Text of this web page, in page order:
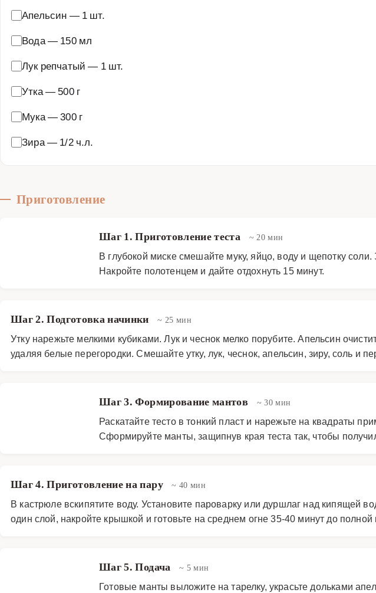
Апельсин — 1 шт.
Вода— 150 мл
Лук репчатый — 1 шт.
Утка— 500 г
Мука—300 г
Зира— 1/2 ч.л.
Приготовление
Шаг 1. Приготовление теста ~ 20 мин
В глубокой миске смешайте муку, яйцо, воду и щепотку
Накройте полотенцем и дайте отдохнуть 15 минут.
Шаг 2. Подготовка начинки ~ 25 мин
Утку нарежьте мелкими кубиками. Лук и чеснок мелко порубите. Апельсин
удаляя белые перегородки. Смешайте утку, лук, чеснок, апельсин, зиру, соль и
Шаг 3. Формирование мантов ~ 30 мин
Раскатайте тесто в тонкий пласт и нарежьте на квадраты
Сформируйте манты, защипнув края теста так, чтобы
Шаг 4. Приготовление на пару ~ 40 мин
В кастрюле вскипятите воду. Установите пароварку или дуршлаг над кипящей
один слой, накройте крышкой и готовьте на среднем огне 35-40 минут до полной
Шаг 5. Подача ~ 5 мин
Готовые манты выложите на тарелку, украсьте дольками